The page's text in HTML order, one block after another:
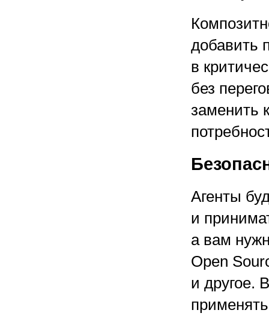
добавить
в
без
заменить
Агенты
и
а вам
Open
и другое.